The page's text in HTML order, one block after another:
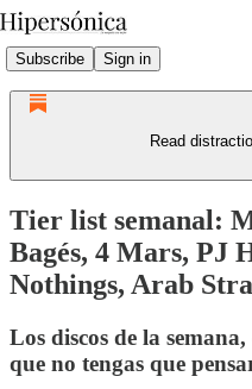
Subscribe Sign in
Read
Tier list semanal:
Bagés, 4 Mars, PJ
Nothings, Arab
Los discos de la
que no tengas que